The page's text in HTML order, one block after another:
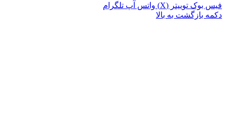
فیس بوک توییتر (X) واتس آپ تلگرام
دکمه بازگشت به بالا